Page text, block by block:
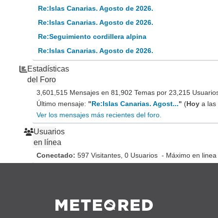
Re:Islas Canarias. Agosto de 2026.
Re:Islas Canarias. Agosto de 2026.
Re:Seguimiento cordillera alpina
Re:Islas Canarias. Agosto de 2026.
Estadísticas
del Foro
3,601,515 Mensajes en 81,902 Temas por 23,215
Último mensaje: "Re:Islas Canarias. Agost..." (Hoy a las
Ver los mensajes más recientes del foro.
Usuarios
en línea
Conectado:597 Visitantes, 0 Usuarios - Máximo en